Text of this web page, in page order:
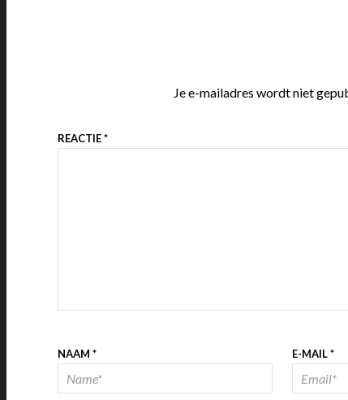
Je e-mailadres wordt niet
REACTIE*
NAAM * E-MAIL*